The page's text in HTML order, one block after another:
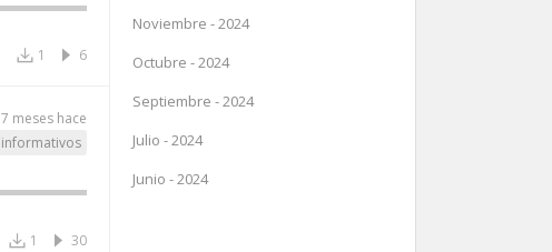
6
1
7 meses hace
informativos
30
1
Noviembre - 2024
Octubre - 2024
Septiembre - 2024
Julio - 2024
Junio - 2024